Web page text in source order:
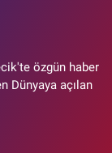
özgün haber
Dünyaya açılan